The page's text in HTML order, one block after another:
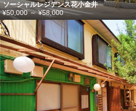
ソーシャルレジデンス花小金井
¥50,000～¥58,000